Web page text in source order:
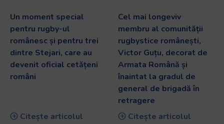
Un moment special
pentru rugby-ul
românesc și pentru trei
dintre Stejari, care au
devenit oficial cetățeni
români
Citește articolul
Cel mai longeviv
membru al comunității
rugbystice românești,
Victor Guțu, decorat de
Armata Română și
înaintat la gradul de
general de brigadă în
retragere
Citește articolul